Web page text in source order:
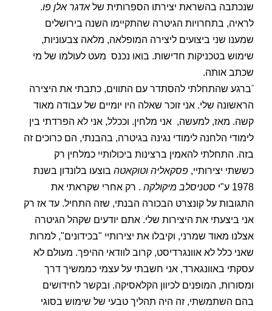
שנכתבה בהשראת יצירתו הספרותית שלאדגר אלן פו.
לראיה, בתחרויות הגיטרה שהתקיימו השנה בירושלים
שמענו שני ביצועים ליצירה המופלאה, מלאה צבעוניות,
שימוש בטכניקות חדישות. בואו נכנס מעט לעולמו של מי
שכתב אותה.
"ברגע שהתחלתי להסתדר עם התווים, כתבתי את היצירה
הראשונה שלי. אני זוכר שאלה היו יומיים של עבודה מאוד
קשה. מאז, למעשה, אני מלחין. וככלל, אני לא הפרדתי בין
לימודי הלחנה לימודי נגינה בגיטרה, בהבנתי, הם כרוכים זה
בזה. התחלתי להאמין ברצינות ביכולותיי כמלחין רק
כששתי יצירותיי, פסקאליה וטוקאטה בוצעו בלונדון בשנת
1978 ע"י
סטניסלב מיקולקה . רק אחרי שקראתי את
התגובות על קונצרט הבכורה הבנתי, שזה התחיל. עד אז רק
אני ביצעתי את היצירות שלי. אתם יודעים שקהל הגיטרה
אצלנו מאוד שמרני, וקיבלו את יצירותיי "בכידונים", למרות
שאני כלל לא אוונגרדיסט, קרוב לוודאי ההיפך. מעולם לא
עסקתי באוונגארד, אני חשבתי על עצמי כממשיך דרך
ומסורות, המופנים לכיוון הקלאסיקה. ובקשר לחידושים
בהם השתמשתי, זה היה תהליך טבעי של שימוש בסוגי